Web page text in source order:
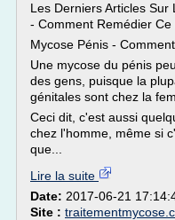
Les Derniers Articles Sur
- Comment Remédier Ce
Mycose Pénis -
Une mycose du pénis
des gens, puisque la
génitales sont chez la
Ceci dit, c'est aussi
chez l'homme, même si
que...
Lire la suite
Date: 2017-06-21
Site :